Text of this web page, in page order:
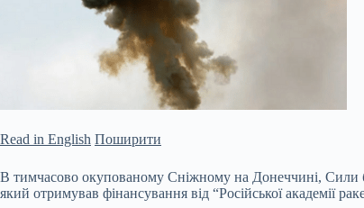
Read in English Поширити
В тимчасово окупованому Сніжному на Донеччині, Сили
який отримував фінансування від “Російської академії